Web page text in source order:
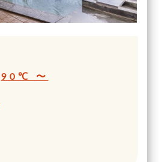
90℃ 〜